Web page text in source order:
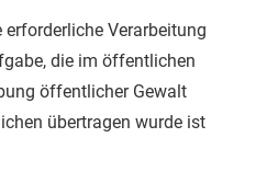
Verarbeitung
die im öffentlichen
öffentlicher Gewalt
übertragen wurde ist